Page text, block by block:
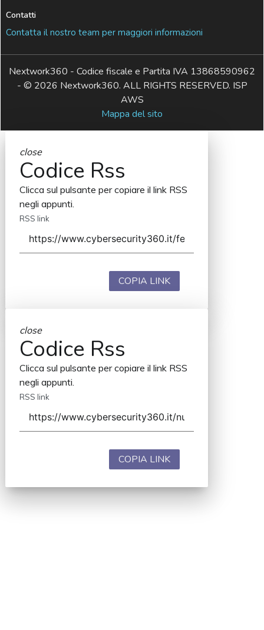
Contatti
Contatta il nostro team per maggiori informazioni
Nextwork360 - Codice fiscale e Partita IVA 13868590962
- © 2026 Nextwork360. ALL RIGHTS RESERVED. ISP
AWS
Mappa del sito
close
Codice Rss
Clicca sul pulsante per copiare il link RSS
negli appunti.
RSS link
COPIA LINK
close
Codice Rss
Clicca sul pulsante per copiare il link RSS
negli appunti.
RSS link
COPIA LINK